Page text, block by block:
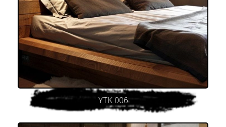
YTK 006